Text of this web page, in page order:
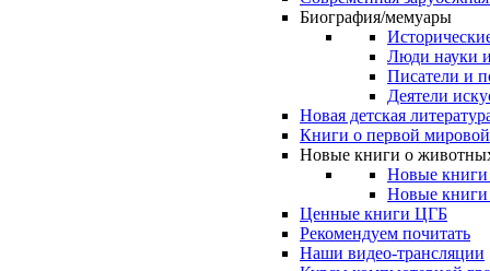
Биография/мемуары
Люди науки
Писатели и
Деятели
Новая детская
Книги о первой
Новые книги о
Новые книги
Новые книги
Ценные книги ЦГБ
Рекомендуем почитать
Наши видео-трансляции